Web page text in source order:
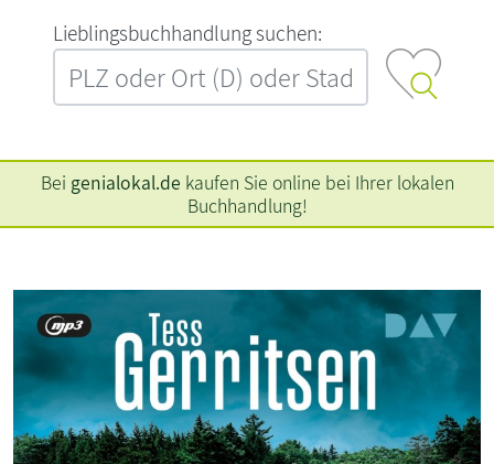
L‍i‍e‍b‍l‍i‍n‍g‍s‍b‍u‍c‍h‍h‍a‍n‍d‍l‍u‍n‍g‍ ‍s‍u‍c‍h‍e‍n‍:‍
Bei genialokal.de kaufen Sie online bei Ihrer lokalen
Buchhandlung!